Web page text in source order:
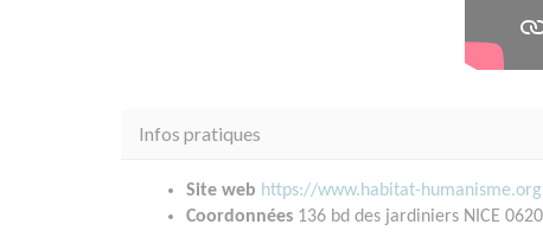
Infos pratiques
Site web https://www.habitat-
Coordonnées 136 bd des jardiniers NICE